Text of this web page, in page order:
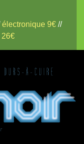
électronique 9€ //
26€